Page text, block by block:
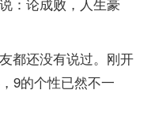
还没有说过。刚开
9的个性已然不一